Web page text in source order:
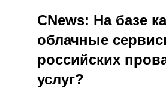
CNews: На базе
облачные
российских
услуг?